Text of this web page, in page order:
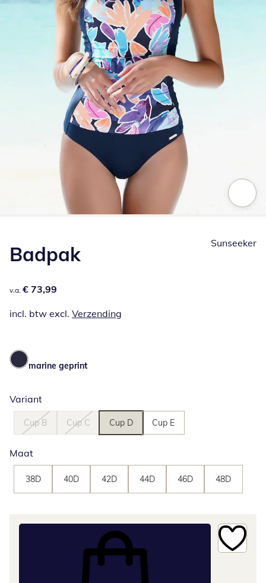
Badpak
€ 73,99
v.a. € 73,99
incl. btw excl. Verzending
Sunseeker
marine geprint
Variant
Cup B Cup C Cup D Cup E
Maat
38D 40D 42D 44D 46D 48D